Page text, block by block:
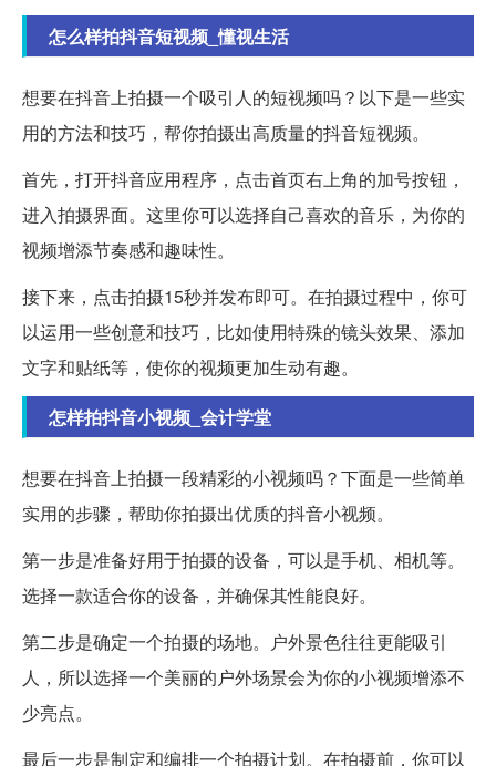
怎么样拍抖音短视频_懂视生活
想要在抖音上拍摄一个吸引人的短视频吗？以下是一些实
用的方法和技巧，帮你拍摄出高质量的抖音短视频。
首先，打开抖音应用程序，点击首页右上角的加号按钮，
进入拍摄界面。这里你可以选择自己喜欢的音乐，为你的
视频增添节奏感和趣味性。
接下来，点击拍摄15秒并发布即可。在拍摄过程中，你可
以运用一些创意和技巧，比如使用特殊的镜头效果、添加
文字和贴纸等，使你的视频更加生动有趣。
怎样拍抖音小视频_会计学堂
想要在抖音上拍摄一段精彩的小视频吗？下面是一些简单
实用的步骤，帮助你拍摄出优质的抖音小视频。
第一步是准备好用于拍摄的设备，可以是手机、相机等。
选择一款适合你的设备，并确保其性能良好。
第二步是确定一个拍摄的场地。户外景色往往更能吸引
人，所以选择一个美丽的户外场景会为你的小视频增添不
少亮点。
最后一步是制定和编排一个拍摄计划。在拍摄前，你可以